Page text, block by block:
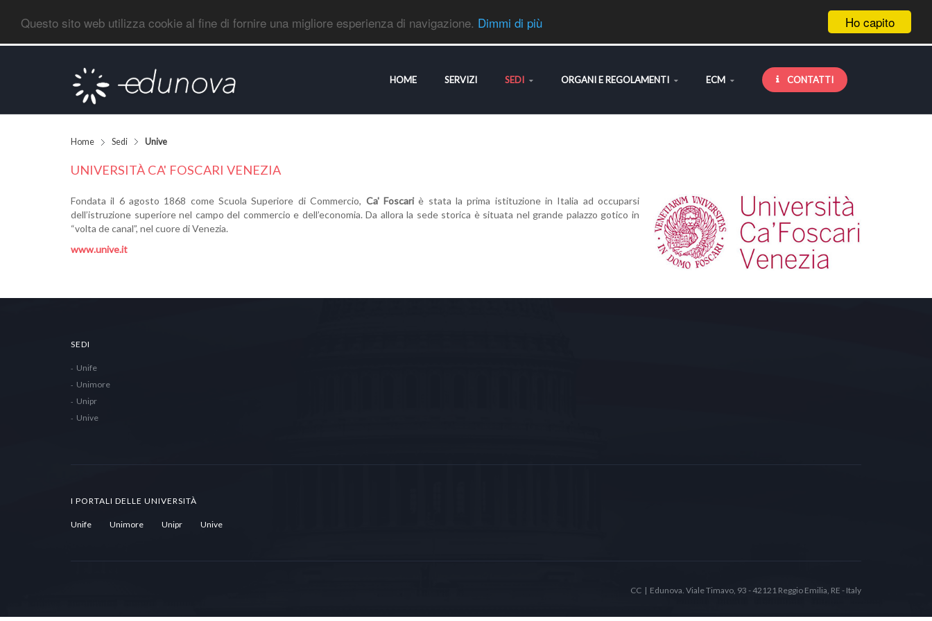
Ho capito
Questo sito web utilizza cookie al fine di fornire una migliore esperienza di navigazione. Dimmi di più
HOME SERVIZI SEDI ORGANI E REGOLAMENTI ECM CONTATTI
Home Sedi Unive
UNIVERSITÀ CA' FOSCARI VENEZIA
Fondata il 6 agosto 1868 come Scuola Superiore di Commercio, Ca' Foscariè stata la prima istituzione in Italia ad occuparsi
dell’istruzione superiore nel campo del commercio e dell’economia. Da allora la sede storica è situata nel grande palazzo gotico in
“volta de canal”, nel cuore di Venezia.
www.unive.it
SEDI
Unife
Unimore
Unipr
Unive
I PORTALI DELLE UNIVERSITÀ
Unife Unimore Unipr Unive
CC | Edunova. Viale Timavo, 93 - 42121 Reggio Emilia, RE - Italy